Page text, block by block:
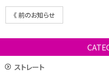
《 前のお知らせ
ストレート